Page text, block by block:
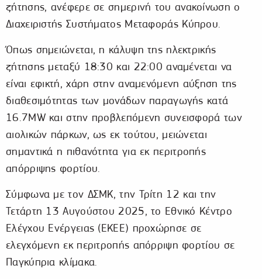
ζήτησης, ανέφερε σε σημερινή του ανακοίνωση ο
Διαχειριστής Συστήματος Μεταφοράς Κύπρου.
Όπως σημειώνεται, η κάλυψη της ηλεκτρικής
ζήτησης μεταξύ 18:30 και 22:00 αναμένεται να
είναι εφικτή, χάρη στην αναμενόμενη αύξηση της
διαθεσιμότητας των μονάδων παραγωγής κατά
16.7MW και στην προβλεπόμενη συνεισφορά των
αιολικών πάρκων, ως εκ τούτου, μειώνεται
σημαντικά η πιθανότητα για εκ περιτροπής
απόρριψης φορτίου.
Σύμφωνα με τον ΔΣΜΚ, την Τρίτη 12 και την
Τετάρτη 13 Αυγούστου 2025, το Εθνικό Κέντρο
Ελέγχου Ενέργειας (ΕΚΕΕ) προχώρησε σε
ελεγχόμενη εκ περιτροπής απόρριψη φορτίου σε
Παγκύπρια κλίμακα.